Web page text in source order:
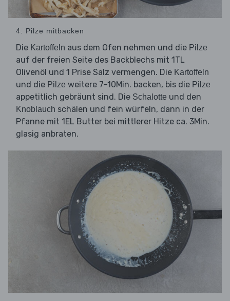
4. Pilze mitbacken
Die Kartoffeln aus dem Ofen nehmen und die Pilze
auf der freien Seite des Backblechs mit 1TL
Olivenöl und 1 Prise Salz vermengen. Die Kartoffeln
und die Pilze weitere 7–10Min. backen, bis die Pilze
appetitlich gebräunt sind. Die Schalotte und den
Knoblauch schälen und fein würfeln, dann in der
Pfanne mit 1EL Butter bei mittlerer Hitze ca. 3Min.
glasig anbraten.